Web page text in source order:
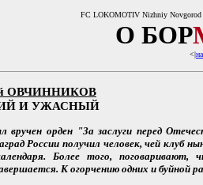
FC LOKOMOTIV Nizhniy Novgorod
О БОР
<|
ОВЧИННИКОВ
И УЖАСНЫЙ
орден "За заслуги перед
России получил человек, чей клуб
Более того, поговаривают,
К огорчению одних и буйной